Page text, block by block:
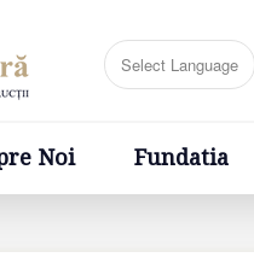
Noi Fundatia